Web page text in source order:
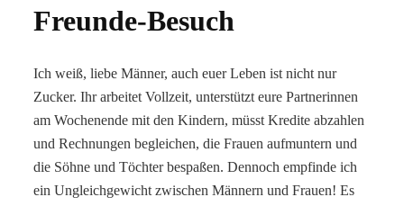
Freunde-Besuch
Ich weiß, liebe Männer, auch euer Leben ist nicht nur
Zucker. Ihr arbeitet Vollzeit, unterstützt eure Partnerinnen
am Wochenende mit den Kindern, müsst Kredite abzahlen
und Rechnungen begleichen, die Frauen aufmuntern und
die Söhne und Töchter bespaßen. Dennoch empfinde ich
ein Ungleichgewicht zwischen Männern und Frauen! Es